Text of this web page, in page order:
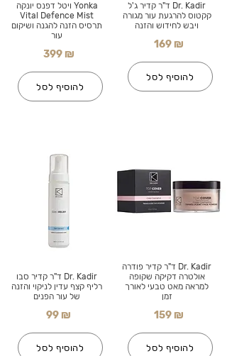
Yonka ויטל דפנס יונקה
Vital Defence Mist
תרסיס הזנה להגנה ושיקום
עור
399 ₪
להוסיף לסל
Dr. Kadir ד"ר קדיר סבו
רליף קצף עדין לניקוי והזנה
של עור הפנים
99 ₪
להוסיף לסל
Dr. Kadir ד"ר קדיר ג'ל
קקטוס להרגעת עור מגורה
ויבש לחידוש והזנה
169 ₪
להוסיף לסל
Dr. Kadir ד"ר קדיר פודרה
אולטרה דקיקה שקופה
למראה מאט טבעי לאורך
זמן
159 ₪
להוסיף לסל